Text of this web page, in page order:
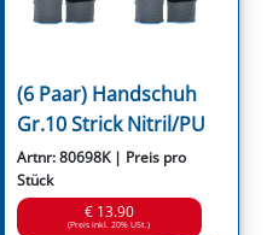
(6 Paar) Handschuh
Gr.10 Strick Nitril/PU
Artnr: 80698K | Preis pro
Stück
€ 13.90
(Preis inkl. 20% USt.)